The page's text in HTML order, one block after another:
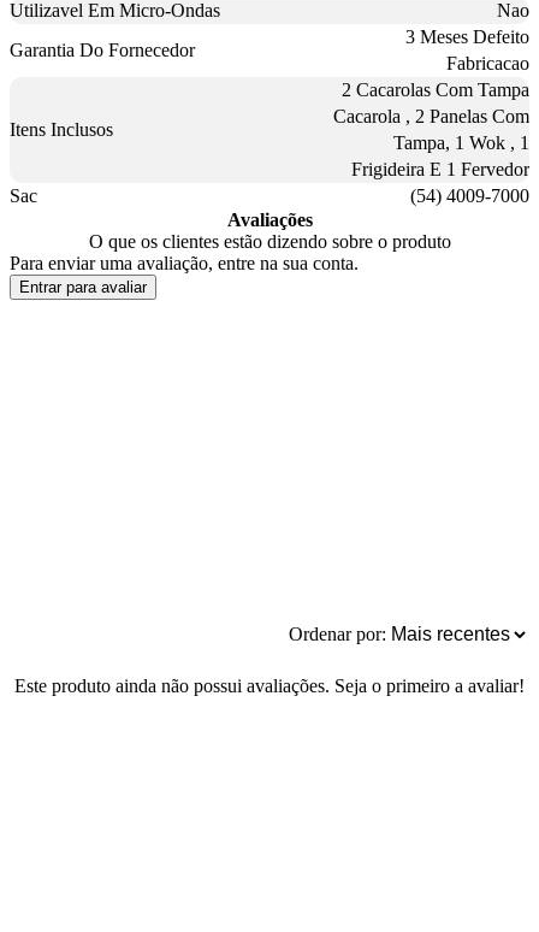
Utilizavel Em Micro-Ondas
Nao
Garantia Do Fornecedor
3 Meses Defeito
Fabricacao
Itens Inclusos
2 Cacarolas Com Tampa
Cacarola , 2 Panelas Com
Tampa, 1 Wok , 1
Frigideira E 1 Fervedor
Sac
(54) 4009-7000
Avaliações
O que os clientes estão dizendo sobre o produto
Para enviar uma avaliação, entre na sua conta.
Entrar para avaliar
Ordenar por:
Este produto ainda não possui avaliações. Seja o primeiro a avaliar!